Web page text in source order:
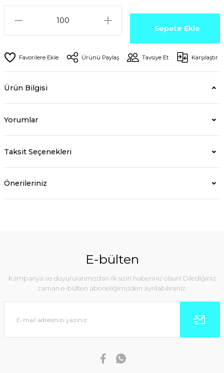
Sepete Ekle
Ürünü Paylaş Tavsiye Et Karşılaştır
Ürün Bilgisi
Yorumlar
Taksit Seçenekleri
Önerileriniz
E-bülten
Kampanya ve duyurularımızdan ilk sizin haberiniz olsun! Dilediğiniz
zaman e-bülten aboneliğimizden ayrılabilirsiniz.